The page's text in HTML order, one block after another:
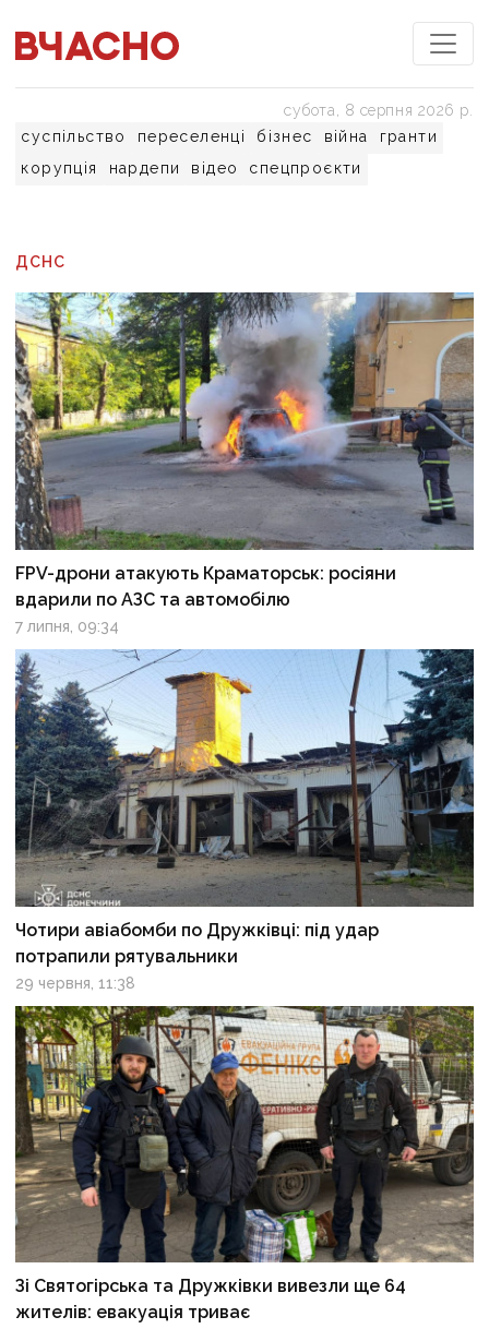
суспільство переселенці бізнес війна
гранти
корупція
нардепи відео спецпроєкти
субота, 8 серпня 2026 р.
ДСНС
FPV-дрони атакують Краматорськ: росіяни
вдарили по АЗС та автомобілю
7 липня, 09:34
Чотири авіабомби по Дружківці: під удар
потрапили рятувальники
29 червня, 11:38
Зі Святогірська та Дружківки вивезли ще 64
жителів: евакуація триває